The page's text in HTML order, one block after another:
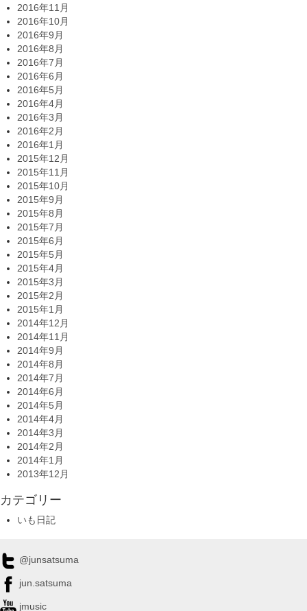
2016年11月
2016年10月
2016年9月
2016年8月
2016年7月
2016年6月
2016年5月
2016年4月
2016年3月
2016年2月
2016年1月
2015年12月
2015年11月
2015年10月
2015年9月
2015年8月
2015年7月
2015年6月
2015年5月
2015年4月
2015年3月
2015年2月
2015年1月
2014年12月
2014年11月
2014年9月
2014年8月
2014年7月
2014年6月
2014年5月
2014年4月
2014年3月
2014年2月
2014年1月
2013年12月
カテゴリー
いも日記
@junsatsuma
jun.satsuma
jmusic